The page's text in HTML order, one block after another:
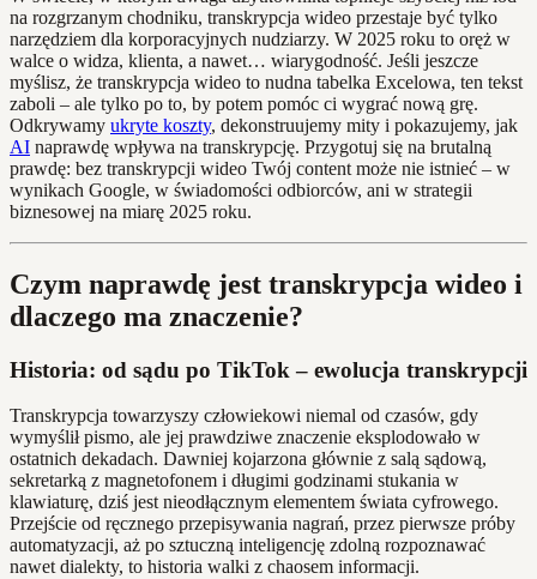
na rozgrzanym chodniku, transkrypcja wideo przestaje być tylko
narzędziem dla korporacyjnych nudziarzy. W 2025 roku to oręż w
walce o widza, klienta, a nawet… wiarygodność. Jeśli jeszcze
myślisz, że transkrypcja wideo to nudna tabelka Excelowa, ten tekst
zaboli – ale tylko po to, by potem pomóc ci wygrać nową grę.
Odkrywamy ukryte koszty, dekonstruujemy mity i pokazujemy, jak
AI naprawdę wpływa na transkrypcję. Przygotuj się na brutalną
prawdę: bez transkrypcji wideo Twój content może nie istnieć – w
wynikach Google, w świadomości odbiorców, ani w strategii
biznesowej na miarę 2025 roku.
Czym naprawdę jest transkrypcja wideo i
dlaczego ma znaczenie?
Historia: od sądu po TikTok – ewolucja transkrypcji
Transkrypcja towarzyszy człowiekowi niemal od czasów, gdy
wymyślił pismo, ale jej prawdziwe znaczenie eksplodowało w
ostatnich dekadach. Dawniej kojarzona głównie z salą sądową,
sekretarką z magnetofonem i długimi godzinami stukania w
klawiaturę, dziś jest nieodłącznym elementem świata cyfrowego.
Przejście od ręcznego przepisywania nagrań, przez pierwsze próby
automatyzacji, aż po sztuczną inteligencję zdolną rozpoznawać
nawet dialekty, to historia walki z chaosem informacji.